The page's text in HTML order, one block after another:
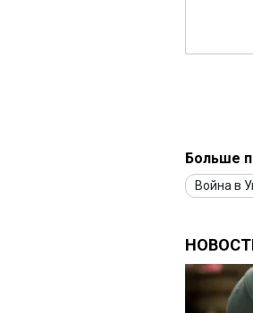
Больше
Война в